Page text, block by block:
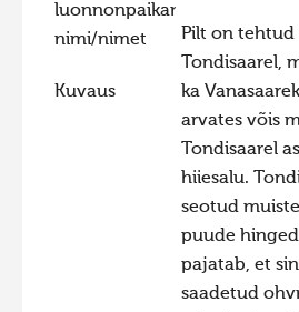
Hiite kuvavõistlus 2012
Hiite kuvavõistlus 2011
Hiite kuvavõistlus 2010
Hiite kuvavõistlus 2008
luonnonpaikan
nimi/nimet
Kuvaus
Pilt on tehtud
Tondisaarel,
ka
arvates võis
Tondisaarel
hiiesalu.
seotud
puude
pajatab, et
saadetud